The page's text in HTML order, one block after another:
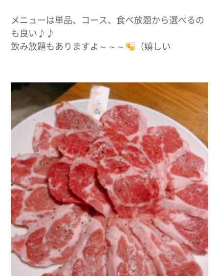
メニューは単品、コース、食べ放題から選べるの
も良い♪♪
飲み放題もありますよ～～～
（嬉しい